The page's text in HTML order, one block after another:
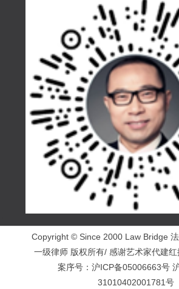
Copyright © Since 2000 Law Bridge
一级律师 版权所有/ 感谢艺术家代建
案序号： 沪ICP备05006663号
31010402001781号